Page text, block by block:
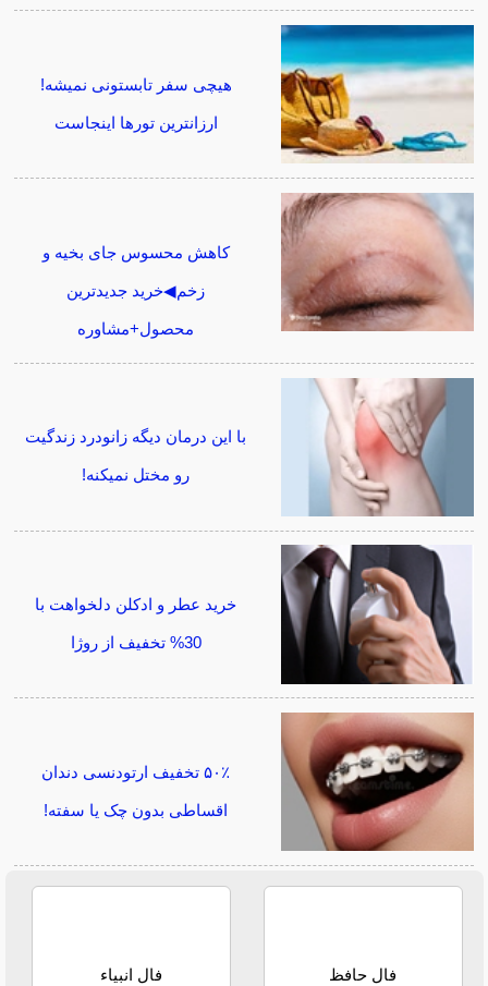
هیچی سفر تابستونی نمیشه!
ارزانترین تورها اینجاست
کاهش محسوس جای بخیه و
زخم◀خرید جدیدترین
محصول+مشاوره
با این درمان دیگه زانودرد زندگیت
رو مختل نمیکنه!
خرید عطر و ادکلن دلخواهت با
30% تخفیف از روژا
۵۰٪ تخفیف ارتودنسی دندان
اقساطی بدون چک یا سفته!
فال حافظ فال انبیاء